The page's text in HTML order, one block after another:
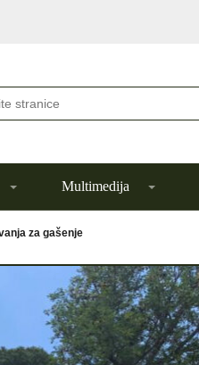
Multimedija
za gašenje